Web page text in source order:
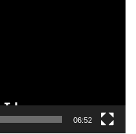
06:52